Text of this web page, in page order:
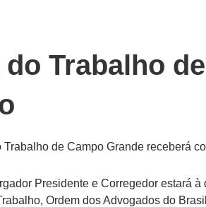
do Trabalho
Trabalho de Campo Grande receberá
Presidente e Corregedor estará
Ordem dos Advogados do